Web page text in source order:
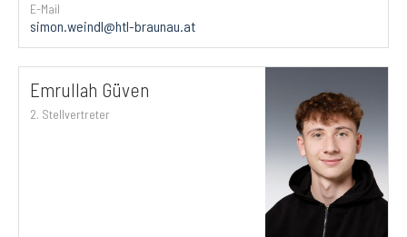
E-Mail
simon.weindl@htl-braunau.at
Emrullah Güven
2. Stellvertreter